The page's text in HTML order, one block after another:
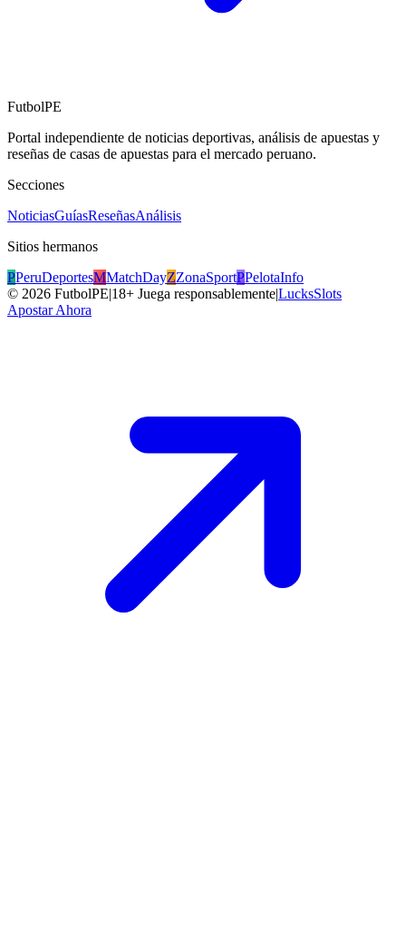
FutbolPE
Portal independiente de noticias deportivas, análisis de apuestas y
reseñas de casas de apuestas para el mercado peruano.
Secciones
NoticiasGuíasReseñasAnálisis
Sitios hermanos
PPeruDeportesMMatchDayZZonaSportPPelotaInfo
© 2026 FutbolPE|18+ Juega responsablemente|LucksSlots
Apostar Ahora